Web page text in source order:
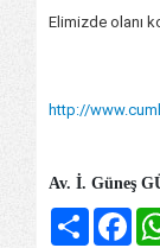
Elimizde olanı
http://
Av. İ. Güneş
Share